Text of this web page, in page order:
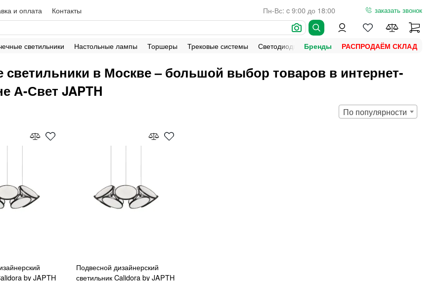
и оплата Контакты Пн-Вс: c 9:00 до 18:00 заказать звонок
светильники Настольные лампы Торшеры Трековые системы Светодиодная подсветка Уличное освещение
Бренды РАСПРОДАЁМ СКЛАД
светильники в Москве – большой выбор товаров в интернет-
А-Свет JAPTH
По популярности
by JAPTH
Подвесной дизайнерский
светильник Calidora by JAPTH